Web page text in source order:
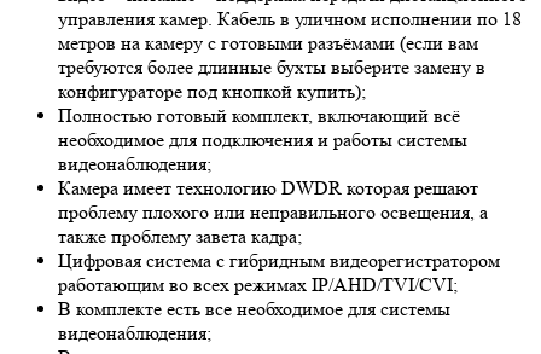
управления камер. Кабель в уличном исполнении по 18
метров на камеру с готовыми разъёмами (если вам
требуются более длинные бухты выберите замену в
конфигураторе под кнопкой купить);
Полностью готовый комплект, включающий всё
необходимое для подключения и работы системы
видеонаблюдения;
Камера имеет технологию DWDR которая решают
проблему плохого или неправильного освещения, а
также проблему завета кадра;
Цифровая система с гибридным видеорегистратором
работающим во всех режимах IP/AHD/TVI/CVI;
В комплекте есть все необходимое для системы
видеонаблюдения;